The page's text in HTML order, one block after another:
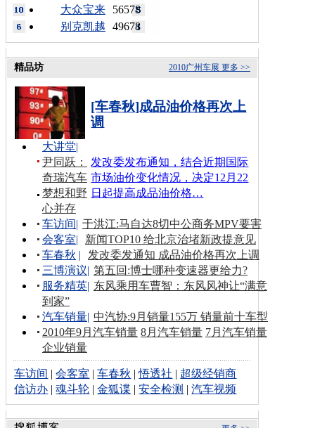
56578
大众宝来
49678
别克凯越
更多 >>
2010广州车展
精品坊
[车春秋]成品油价格再次上
调
发改委发布通知，结合近期国际
市场油价变化情况，决定12月22
日起提高成品油价格…
大讲堂|
尹同跃：
奇瑞汽车
梦想和野
心并存
车访间| 于洪江:马自达8切中公商务MPV要害
会客室|
新闻TOP10 给北京治堵新政提意见
车春秋 |
发改委发通知 成品油价格再次上调
三博演议| 第五回:博士哪种变速器更给力?
服务精英| 东风乘用车曹智：东风风神让“满意
到家”
汽车销量| 中汽协:9月销量155万 销量前十车型
2010年9月汽车销量 8月汽车销量 7月汽车销量
企业销量
车访间 |会客室 |车春秋 |悟透社 | 超级经销商
信访办 |魂斗轮 |金狐谍 |安全检测 |汽车视频